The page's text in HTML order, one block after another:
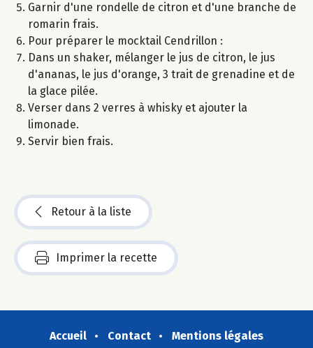
Garnir d'une rondelle de citron et d'une branche de
romarin frais.
Pour préparer le mocktail Cendrillon :
Dans un shaker, mélanger le jus de citron, le jus
d'ananas, le jus d'orange, 3 trait de grenadine et de
la glace pilée.
Verser dans 2 verres à whisky et ajouter la
limonade.
Servir bien frais.
Retour à la liste
Imprimer la recette
Accueil Contact
Mentions légales